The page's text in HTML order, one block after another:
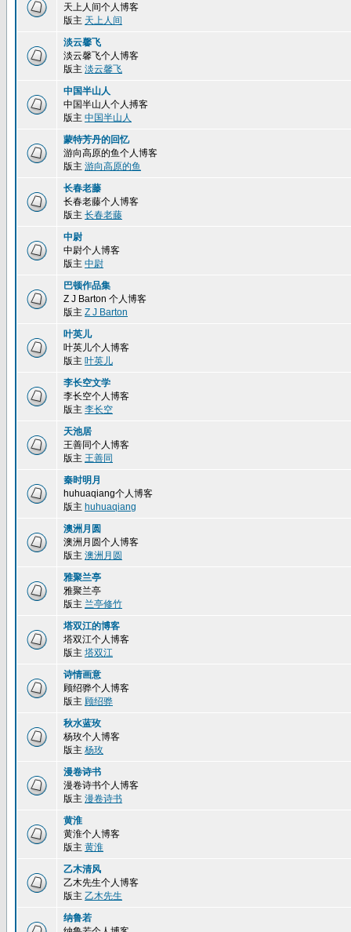
天上人间个人博客
版主 天上人间
淡云馨飞
淡云馨飞个人博客
版主 淡云馨飞
中国半山人
中国半山人个人搏客
版主 中国半山人
蒙特芳丹的回忆
游向高原的鱼个人博客
版主 游向高原的鱼
长春老藤
长春老藤个人博客
版主 长春老藤
中尉
中尉个人博客
版主 中尉
巴顿作品集
Z J Barton 个人博客
版主 Z J Barton
叶英儿
叶英儿个人博客
版主 叶英儿
李长空文学
李长空个人博客
版主 李长空
天池居
王善同个人博客
版主 王善同
秦时明月
huhuaqiang个人博客
版主 huhuaqiang
澳洲月圆
澳洲月圆个人博客
版主 澳洲月圆
雅聚兰亭
雅聚兰亭
版主 兰亭修竹
塔双江的博客
塔双江个人博客
版主 塔双江
诗情画意
顾绍骅个人博客
版主 顾绍骅
秋水蓝玫
杨玫个人博客
版主 杨玫
漫卷诗书
漫卷诗书个人博客
版主 漫卷诗书
黄淮
黄淮个人博客
版主 黄淮
乙木清风
乙木先生个人博客
版主 乙木先生
纳鲁若